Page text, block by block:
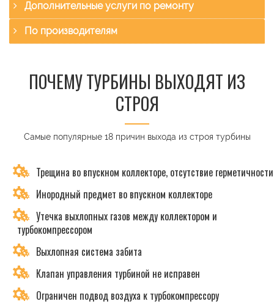
Дополнительные услуги по ремонту
По производителям
ПОЧЕМУ ТУРБИНЫ ВЫХОДЯТ ИЗ
СТРОЯ
Самые популярные 18 причин выхода из строя турбины
Трещина во впускном коллекторе, отсутствие герметичности
Инородный предмет во впускном коллекторе
Утечка выхлопных газов между коллектором и
турбокомпрессором
Выхлопная система забита
Клапан управления турбиной не исправен
Ограничен подвод воздуха к турбокомпрессору